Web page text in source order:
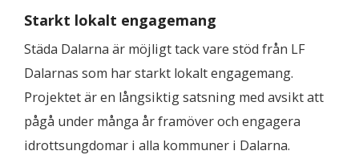
Starkt lokalt engagemang
Städa Dalarna är möjligt tack vare stöd från LF
Dalarnas som har starkt lokalt engagemang.
Projektet är en långsiktig satsning med avsikt att
pågå under många år framöver och engagera
idrottsungdomar i alla kommuner i Dalarna.